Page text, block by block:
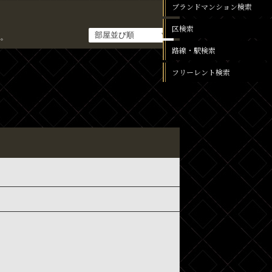
ブランドマンション検索
区検索
路線・駅検索
フリーレント検索